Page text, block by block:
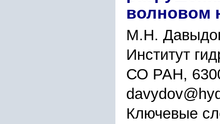
волновом
М.Н.
Институт
СО РАН,
Ключевые